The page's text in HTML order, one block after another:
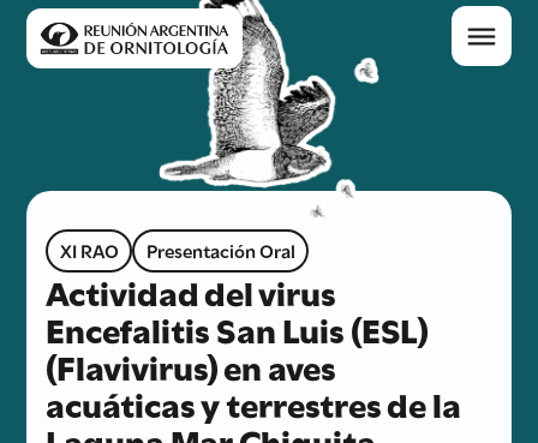
XI RAO Presentación Oral
Actividad del virus
Encefalitis San Luis (ESL)
(Flavivirus) en aves
acuáticas y terrestres de la